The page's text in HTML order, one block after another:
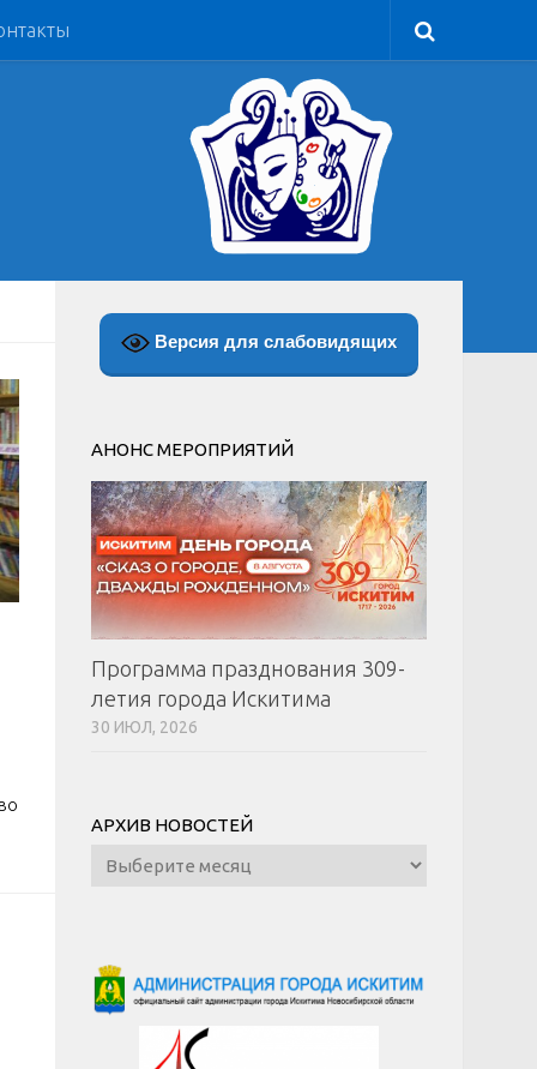
Версия для слабовидящих
АНОНС МЕРОПРИЯТИЙ
Программа празднования 309-
летия города Искитима
30 ИЮЛ, 2026
АРХИВ НОВОСТЕЙ
Архив
новостей